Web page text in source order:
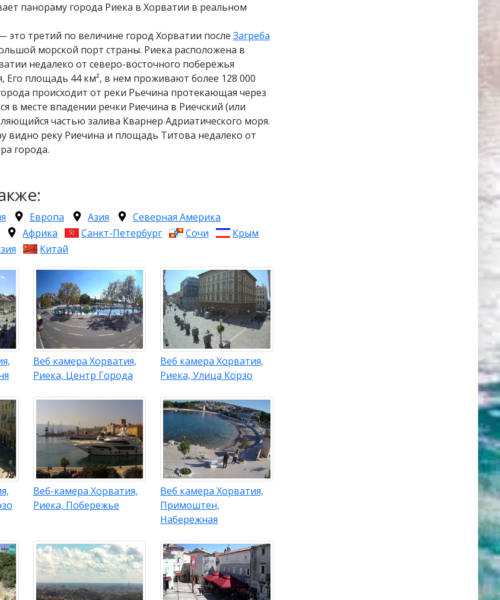
панораму города Риека в Хорватии в реальном
это третий по величине город Хорватии после Загреба
морской порт страны. Риека расположена в
недалеко от северо-восточного побережья
Его площадь 44 км², в нем проживают более 128 000
происходит от реки Рьечина протекающая через
в месте впадении речки Риечина в Риечский (или
частью залива Кварнер Адриатического моря.
видно реку Риечина и площадь Титова недалеко от
города.
Европа Азия
Северная Америка
Африка Санкт-Петербург Сочи
Крым
Китай
Веб камера Хорватия,
Риека, Центр Города
Веб камера Хорватия,
Риека, Улица Корзо
Веб-камера Хорватия,
Риека, Побережье
Веб камера Хорватия,
Примоштен,
Набережная